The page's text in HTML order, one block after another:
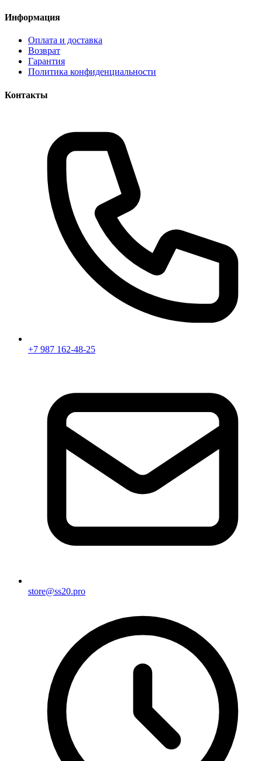
Информация
Оплата и доставка
Возврат
Гарантия
Политика конфиденциальности
Контакты
+7 987 162-48-25
store@ss20.pro